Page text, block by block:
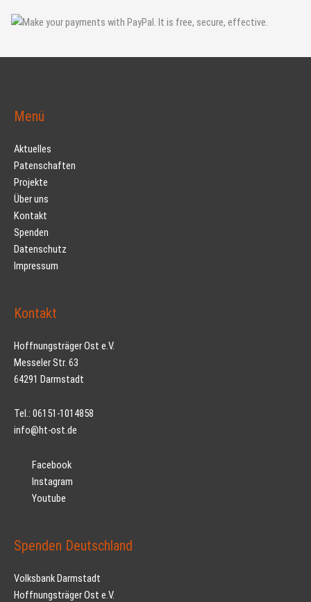
Menü
Aktuelles
Patenschaften
Projekte
Über uns
Kontakt
Spenden
Datenschutz
Impressum
Kontakt
Hoffnungsträger Ost e.V.
Messeler Str. 63
64291 Darmstadt
Tel.: 06151-1014858
info@ht-ost.de
Facebook
Instagram
Youtube
Spenden Deutschland
Volksbank Darmstadt
Hoffnungsträger Ost e.V.